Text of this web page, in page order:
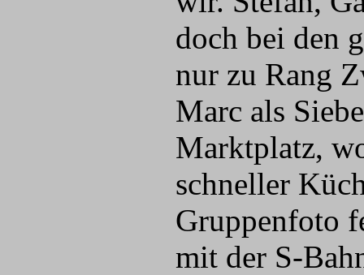
doch bei den
nur zu Rang
Marc als
Marktplatz,
schneller
Gruppenfoto
mit der S-